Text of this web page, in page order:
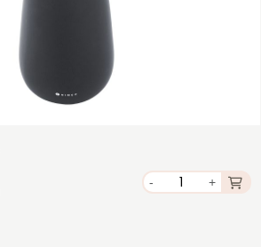
- +